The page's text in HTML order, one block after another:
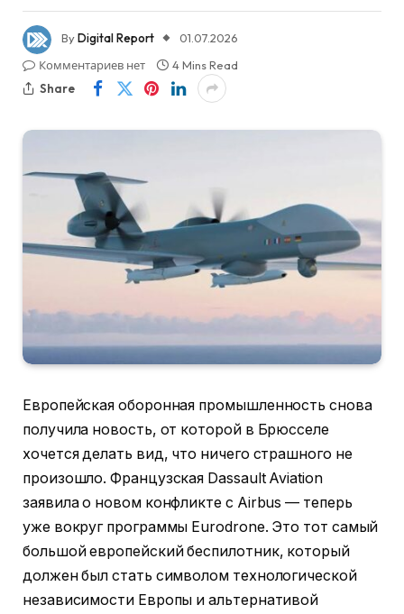
ByDigital Report
01.07.2026
Комментариев нет
4 Mins Read
Share
Европейская оборонная промышленность снова
получила новость, от которой в Брюсселе
хочется делать вид, что ничего страшного не
произошло. Французская Dassault Aviation
заявила о новом конфликте с Airbus — теперь
уже вокруг программы Eurodrone. Это тот самый
большой европейский беспилотник, который
должен был стать символом технологической
независимости Европы и альтернативой